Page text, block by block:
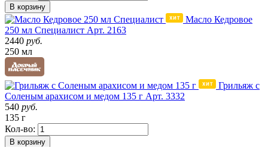
В корзину
Масло Кедровое
250 мл Специалист Арт. 2163
2440 руб.
250 мл
Грильяж с
Соленым арахисом и медом 135 г Арт. 3332
540 руб.
135 г
Кол-во:
В корзину